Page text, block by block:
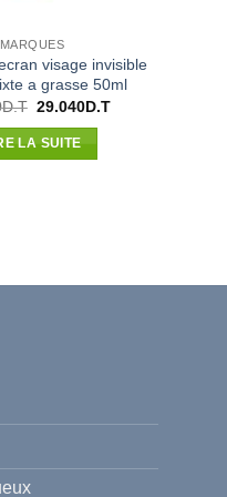
MARQUES
visage invisible
a grasse 50ml
D.T Le
initial
était :
29.040D.TLe
LA SUITE